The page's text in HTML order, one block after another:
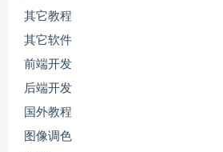
其它教程
其它软件
前端开发
后端开发
国外教程
图像调色